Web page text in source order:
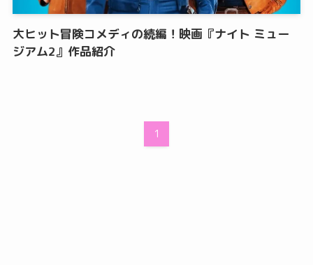
大ヒット冒険コメディの続編！映画『ナイト ミュー
ジアム2』作品紹介
1